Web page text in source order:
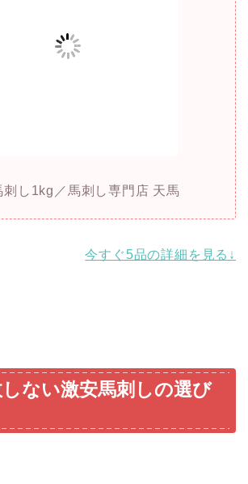
し1kg／馬刺し専門店 天馬
今すぐ5品の詳細を見る↓
ない激安馬刺しの選び